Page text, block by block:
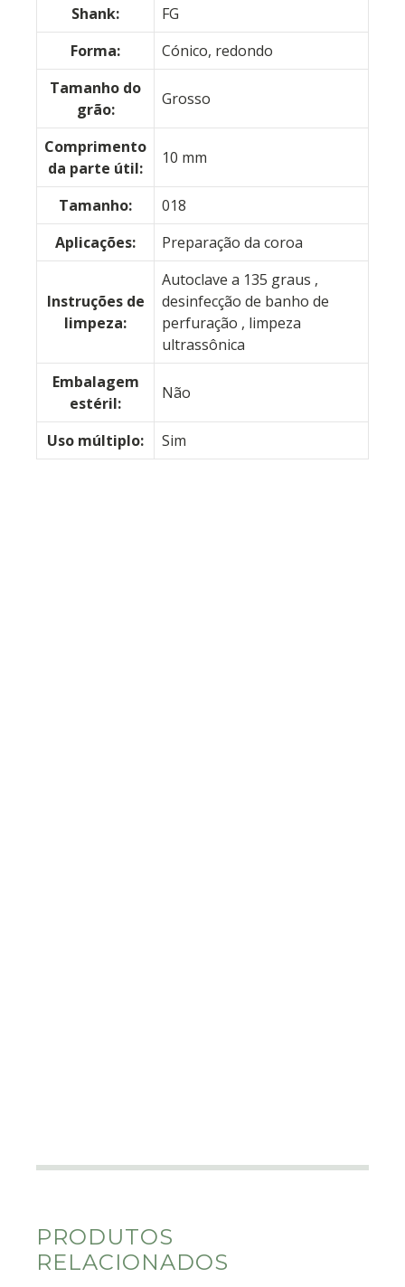
Shank:
FG
Forma:
Cónico, redondo
Tamanho do
grão:
Grosso
Comprimento
da parte útil:
10 mm
Tamanho:
018
Aplicações:
Preparação da coroa
Instruções de
limpeza:
Autoclave a 135 graus ,
desinfecção de banho de
perfuração , limpeza
ultrassônica
Embalagem
estéril:
Não
Uso múltiplo: Sim
PRODUTOS
RELACIONADOS